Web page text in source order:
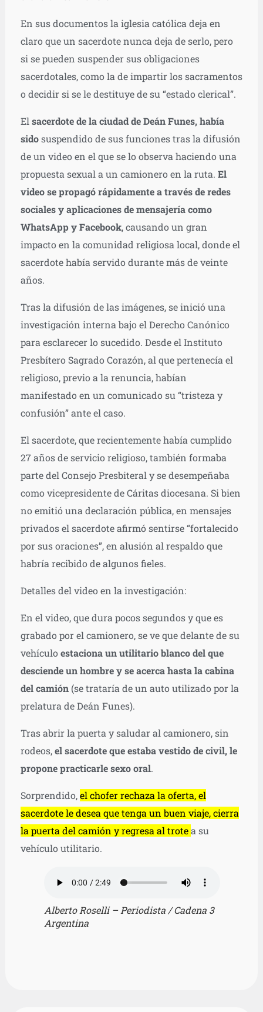
En sus documentos la iglesia católica deja en
claro que un sacerdote nunca deja de serlo, pero
si se pueden suspender sus obligaciones
sacerdotales, como la de impartir los sacramentos
o decidir si se le destituye de su “estado clerical”.
El sacerdote de la ciudad de Deán Funes, había
sidosuspendido de sus funciones tras la difusión
de un video en el que se lo observa haciendo una
propuesta sexual a un camionero en la ruta. El
video se propagó rápidamente a través de redes
sociales y aplicaciones de mensajería como
WhatsApp y Facebook, causando un gran
impacto en la comunidad religiosa local, donde el
sacerdote había servido durante más de veinte
años.
Tras la difusión de las imágenes, se inició una
investigación interna bajo el Derecho Canónico
para esclarecer lo sucedido. Desde el Instituto
Presbítero Sagrado Corazón, al que pertenecía el
religioso, previo a la renuncia, habían
manifestado en un comunicado su “tristeza y
confusión” ante el caso.
El sacerdote, que recientemente había cumplido
27 años de servicio religioso, también formaba
parte del Consejo Presbiteral y se desempeñaba
como vicepresidente de Cáritas diocesana. Si bien
no emitió una declaración pública, en mensajes
privados el sacerdote afirmó sentirse “fortalecido
por sus oraciones”, en alusión al respaldo que
habría recibido de algunos fieles.
Detalles del video en la investigación:
En el video, que dura pocos segundos y que es
grabado por el camionero, se ve que delante de su
vehículoestaciona un utilitario blanco del que
desciende un hombre y se acerca hasta la cabina
del camión(se trataría de un auto utilizado por la
prelatura de Deán Funes).
Tras abrir la puerta y saludar al camionero, sin
rodeos,el sacerdote que estaba vestido de civil, le
propone practicarle sexo oral.
Sorprendido,el chofer rechaza la oferta, el
sacerdote le desea que tenga un buen viaje, cierra
la puerta del camión y regresa al trotea su
vehículo utilitario.
Alberto Roselli – Periodista / Cadena 3
Argentina